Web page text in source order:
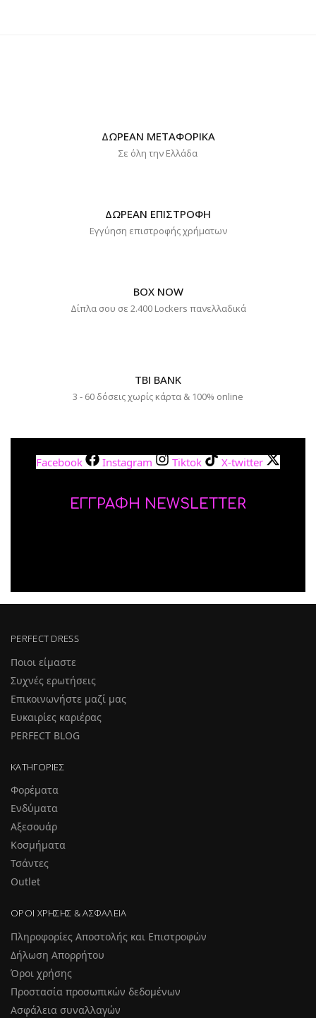
ΔΩΡΕΑΝ ΜΕΤΑΦΟΡΙΚΑ
Σε όλη την Ελλάδα
ΔΩΡΕΑΝ ΕΠΙΣΤΡΟΦΗ
Εγγύηση επιστροφής χρήματων
BOX NOW
Δίπλα σου σε 2.400 Lockers πανελλαδικά
TBI BANK
3 - 60 δόσεις χωρίς κάρτα & 100% online
Facebook Instagram Tiktok X-twitter
ΕΓΓΡΑΦΗ NEWSLETTER
PERFECT DRESS
Ποιοι είμαστε
Συχνές ερωτήσεις
Επικοινωνήστε μαζί μας
Ευκαιρίες καριέρας
PERFECT BLOG
ΚΑΤΗΓΟΡΊΕΣ
Φορέματα
Ενδύματα
Αξεσουάρ
Κοσμήματα
Τσάντες
Outlet
ΌΡΟΙ ΧΡΉΣΗΣ & ΑΣΦΆΛΕΙΑ
Πληροφορίες Αποστολής και Επιστροφών
Δήλωση Απορρήτου
Όροι χρήσης
Προστασία προσωπικών δεδομένων
Ασφάλεια συναλλαγών